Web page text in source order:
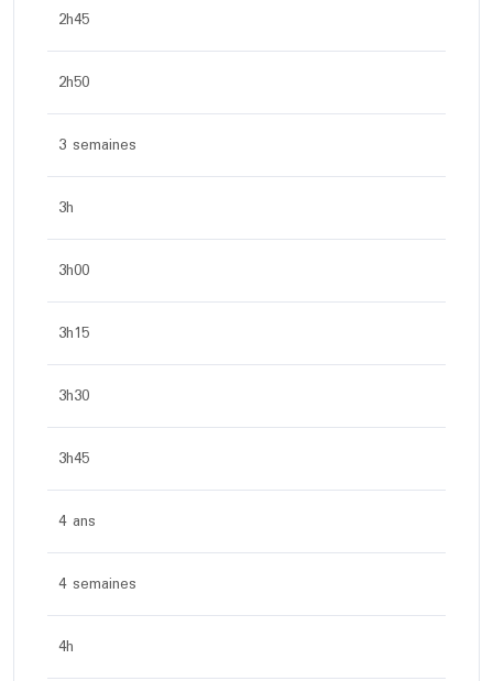
2h45
2h50
3 semaines
3h
3h00
3h15
3h30
3h45
4 ans
4 semaines
4h